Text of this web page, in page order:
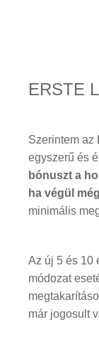
ERSTE
Szerintem az
egyszerű és
bónuszt a
ha végül
minimális
Az új 5 és 10
módozat
már jogosult